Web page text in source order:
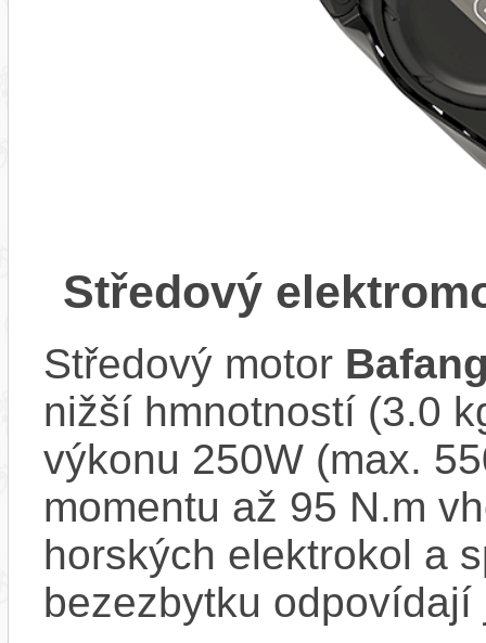
Středový
Středový motor
nižší hmnotností (3.0
výkonu 250W (max.
momentu až 95 N.m
horských elektrokol a
bezezbytku odpovídají